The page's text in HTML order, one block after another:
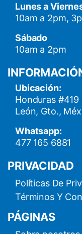
Lunes a
10am a 2pm,
Sábado
10am a 2pm
Ubicación:
Honduras
León, Gto.,
Whatsapp:
477 165 6881
PRIVACIDAD
Políticas De
Términos Y
PÁGINAS